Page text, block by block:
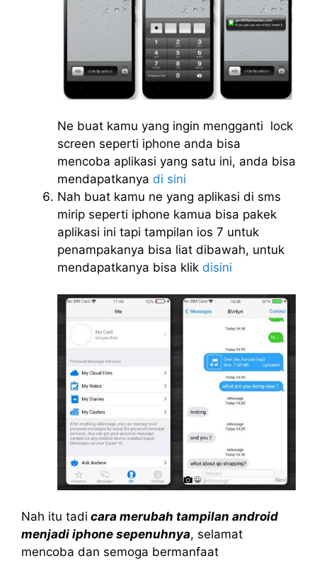
Ne buat kamu yang ingin mengganti lock
screen seperti iphone anda bisa
mencoba aplikasi yang satu ini, anda bisa
mendapatkanya di sini
Nah buat kamu ne yang aplikasi di sms
mirip seperti iphone kamua bisa pakek
aplikasi ini tapi tampilan ios 7 untuk
penampakanya bisa liat dibawah, untuk
mendapatkanya bisa klik disini
Nah itu tadi cara merubah tampilan android
menjadi iphone sepenuhnya, selamat
mencoba dan semoga bermanfaat